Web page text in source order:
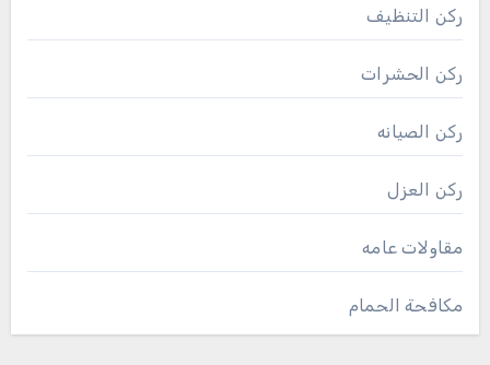
ركن التنظيف
ركن الحشرات
ركن الصيانه
ركن العزل
مقاولات عامه
مكافحة الحمام